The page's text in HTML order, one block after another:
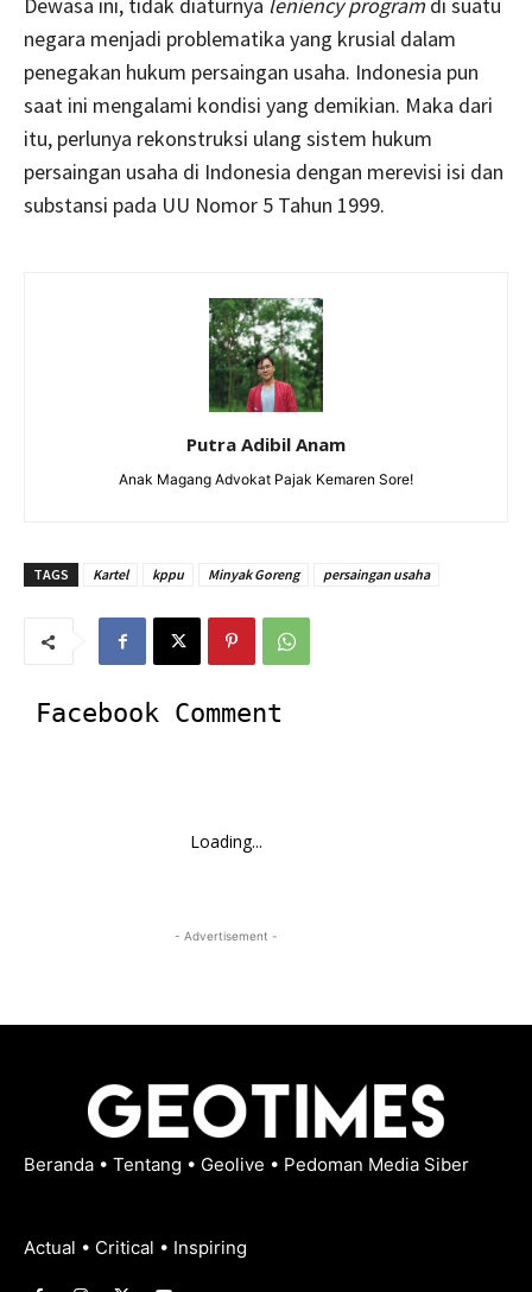
Dewasa ini, tidak diaturnya leniency program di suatu
negara menjadi problematika yang krusial dalam
penegakan hukum persaingan usaha. Indonesia pun
saat ini mengalami kondisi yang demikian. Maka dari
itu, perlunya rekonstruksi ulang sistem hukum
persaingan usaha di Indonesia dengan merevisi isi dan
substansi pada UU Nomor 5 Tahun 1999.
Putra Adibil Anam
Anak Magang Advokat Pajak Kemaren Sore!
TAGS Kartel kppu Minyak Goreng persaingan usaha
Facebook Comment
Loading...
- Advertisement -
Beranda • Tentang • Geolive • Pedoman Media Siber
Actual • Critical • Inspiring